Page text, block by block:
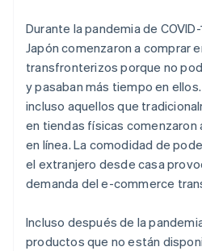
Durante la pandemia de
Japón comenzaron a comprar
transfronterizos porque no
y pasaban más tiempo en
incluso aquellos que
en tiendas físicas comenzaron
en línea. La comodidad de
el extranjero desde casa
demanda del e-commerce
Incluso después de la
productos que no están